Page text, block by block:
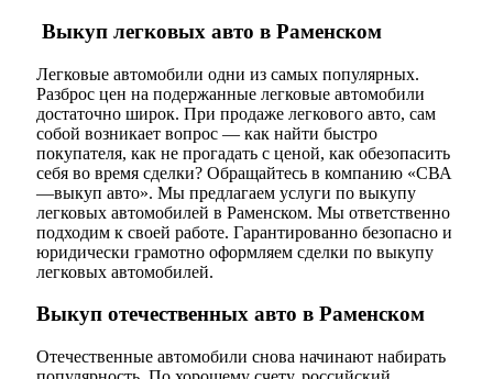
Выкуп легковых авто в Раменском
Легковые автомобили одни из самых популярных.
Разброс цен на подержанные легковые автомобили
достаточно широк. При продаже легкового авто, сам
собой возникает вопрос — как найти быстро
покупателя, как не прогадать с ценой, как обезопасить
себя во время сделки? Обращайтесь в компанию «СВА
—выкуп авто». Мы предлагаем услуги по выкупу
легковых автомобилей в Раменском. Мы ответственно
подходим к своей работе. Гарантированно безопасно и
юридически грамотно оформляем сделки по выкупу
легковых автомобилей.
Выкуп отечественных авто в Раменском
Отечественные автомобили снова начинают набирать